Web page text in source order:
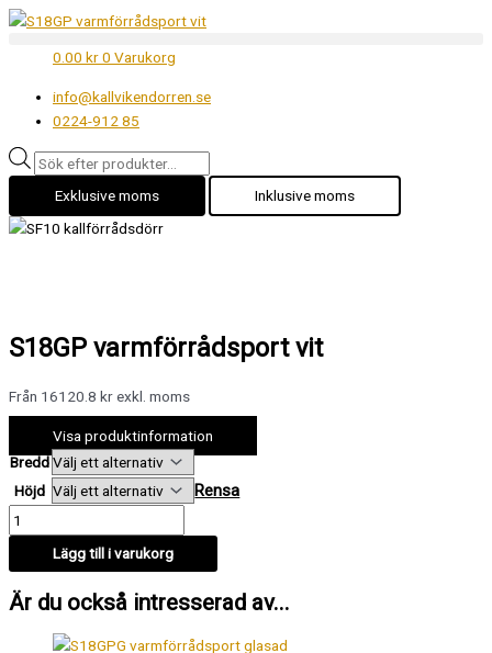
Hoppa
innehåll
0.00 kr0 Varukorg
info@kallvikendorren.se
0224-912 85
Products
Exklusive moms Inklusive moms
S18GP varmförrådsport vit
Från 16120.8 kr exkl. moms
Visa produktinformation
Bredd
Höjd
Rensa
S18GP
mängd
Lägg till i varukorg
Är du också intresserad av...